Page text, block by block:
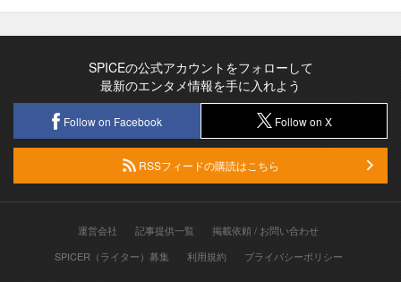
SPICEの公式アカウントをフォローして
最新のエンタメ情報を手に入れよう
Follow on Facebook Follow on X
RSSフィードの購読はこちら
運営会社 記事提供一覧
掲載依頼 / お問い合わせ
SPICER（ライター）募集
利用規約 プライバシーポリシー